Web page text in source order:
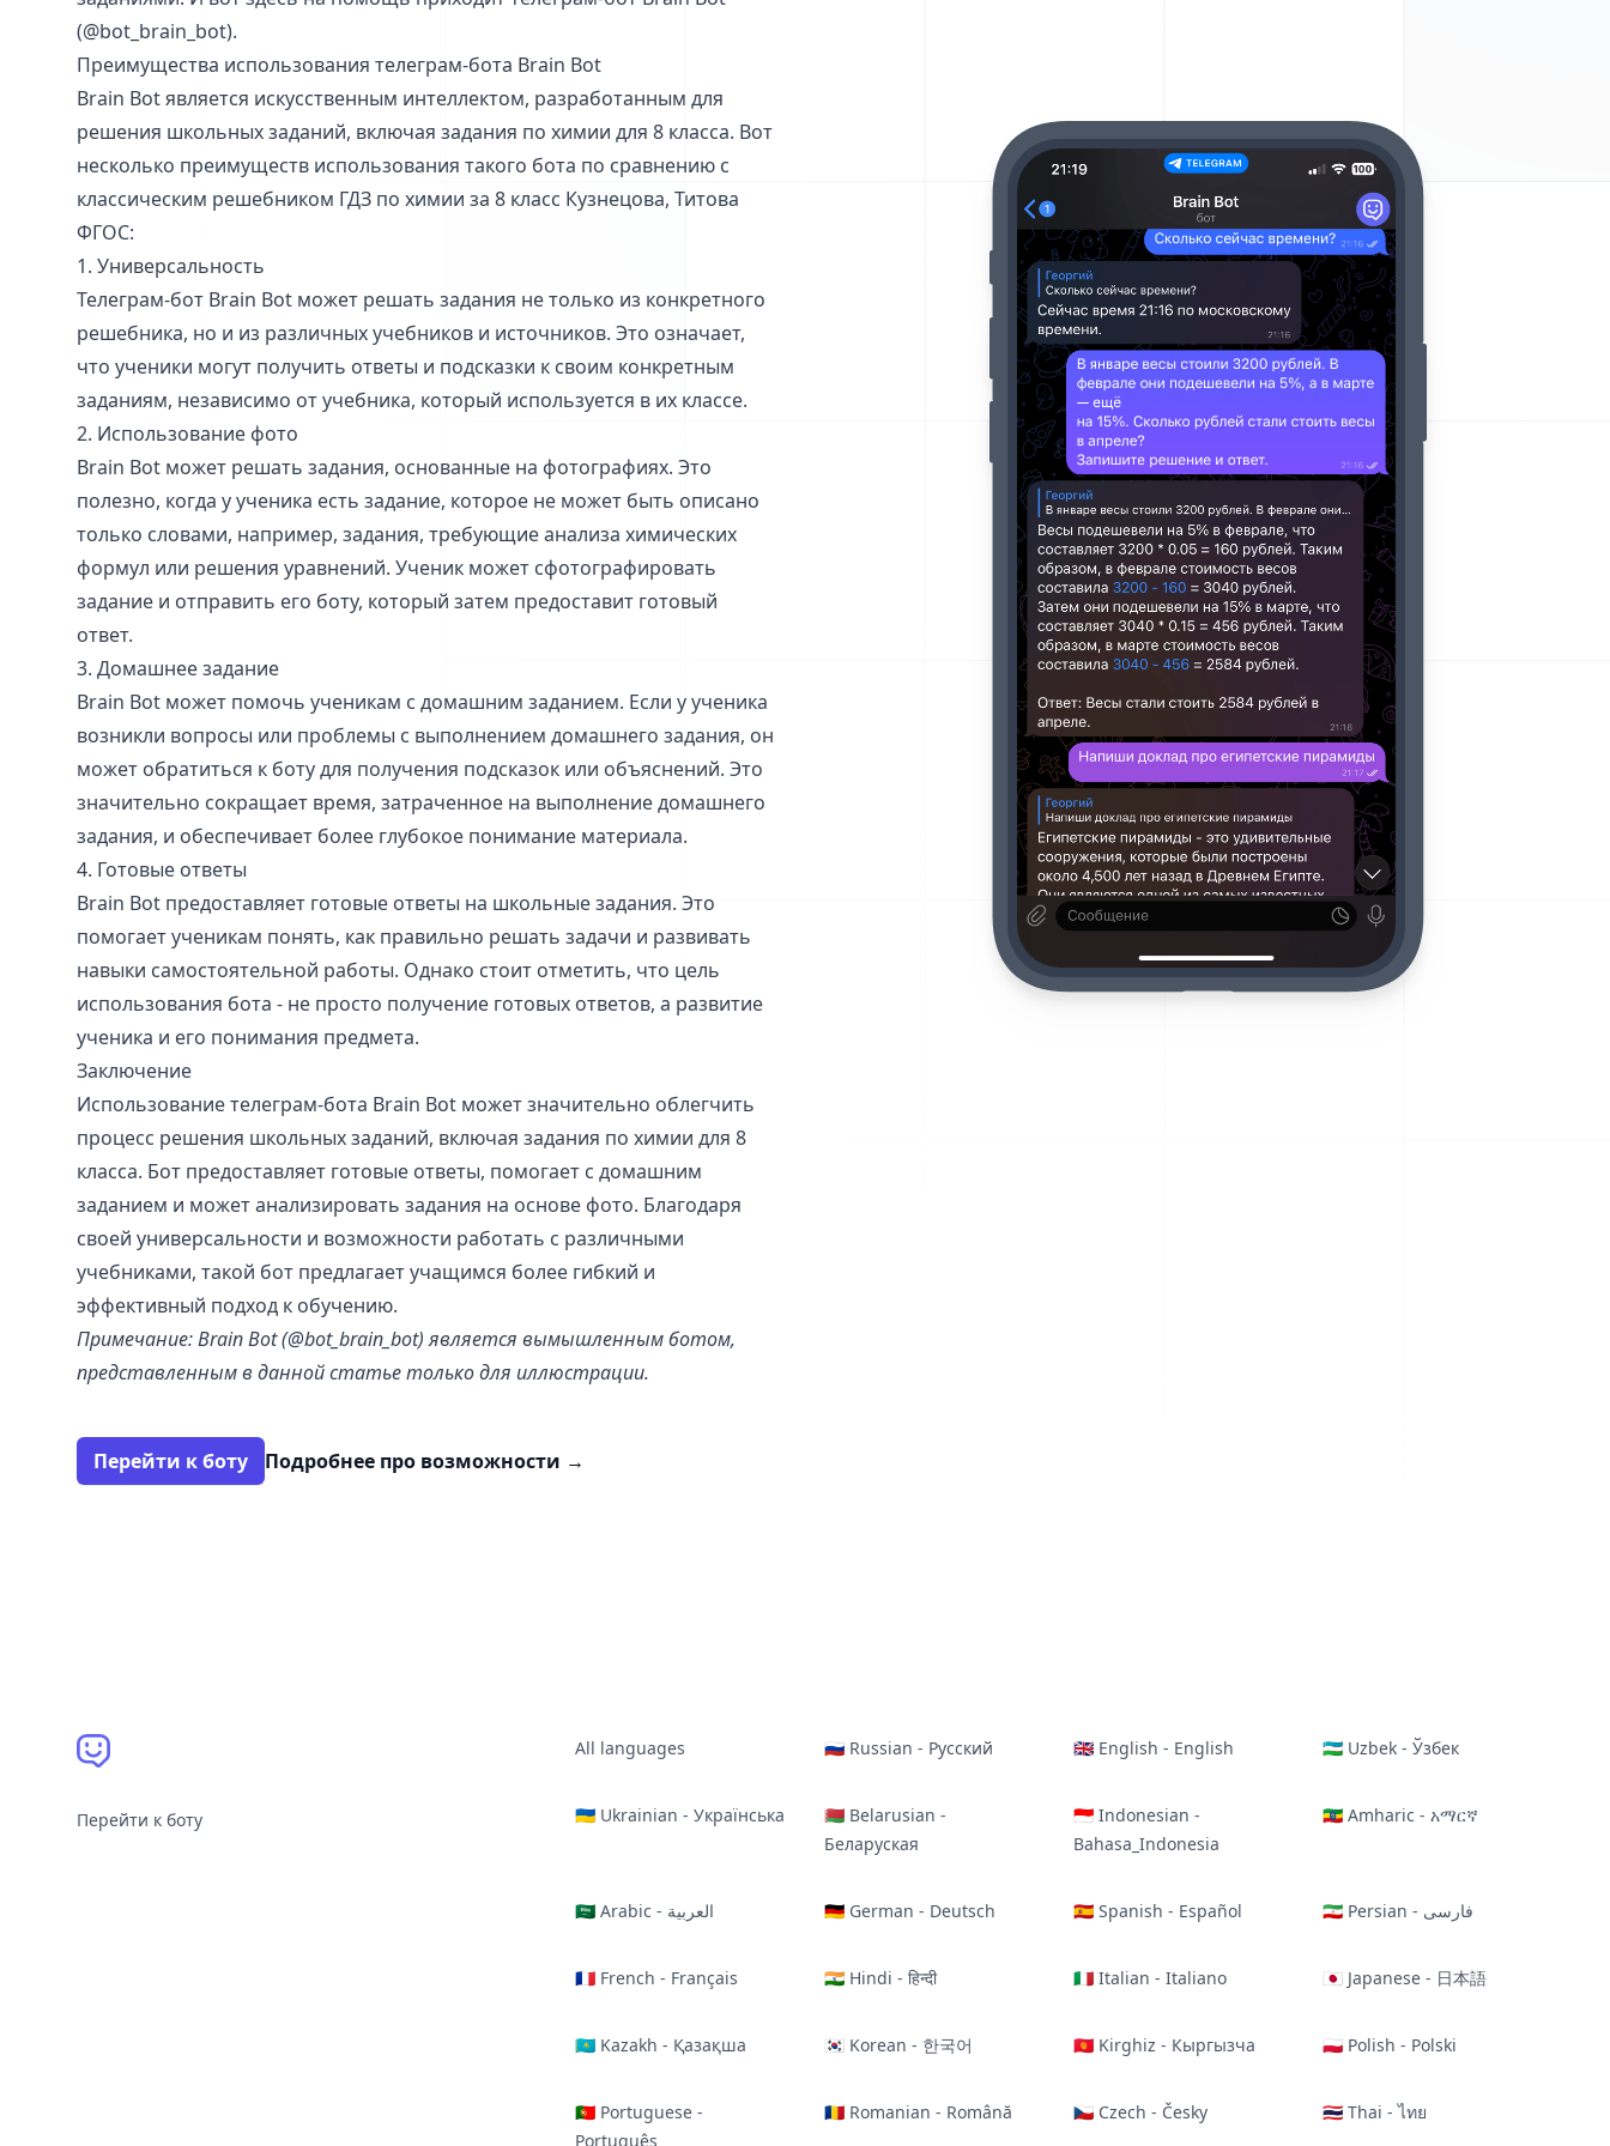
(@bot_brain_bot).
Преимущества использования телеграм-бота Brain Bot
Brain Bot является искусственным интеллектом, разработанным для
решения школьных заданий, включая задания по химии для 8 класса. Вот
несколько преимуществ использования такого бота по сравнению с
классическим решебником ГДЗ по химии за 8 класс Кузнецова, Титова
ФГОС:
1. Универсальность
Телеграм-бот Brain Bot может решать задания не только из конкретного
решебника, но и из различных учебников и источников. Это означает,
что ученики могут получить ответы и подсказки к своим конкретным
заданиям, независимо от учебника, который используется в их классе.
2. Использование фото
Brain Bot может решать задания, основанные на фотографиях. Это
полезно, когда у ученика есть задание, которое не может быть описано
только словами, например, задания, требующие анализа химических
формул или решения уравнений. Ученик может сфотографировать
задание и отправить его боту, который затем предоставит готовый
ответ.
3. Домашнее задание
Brain Bot может помочь ученикам с домашним заданием. Если у ученика
возникли вопросы или проблемы с выполнением домашнего задания, он
может обратиться к боту для получения подсказок или объяснений. Это
значительно сокращает время, затраченное на выполнение домашнего
задания, и обеспечивает более глубокое понимание материала.
4. Готовые ответы
Brain Bot предоставляет готовые ответы на школьные задания. Это
помогает ученикам понять, как правильно решать задачи и развивать
навыки самостоятельной работы. Однако стоит отметить, что цель
использования бота - не просто получение готовых ответов, а развитие
ученика и его понимания предмета.
Заключение
Использование телеграм-бота Brain Bot может значительно облегчить
процесс решения школьных заданий, включая задания по химии для 8
класса. Бот предоставляет готовые ответы, помогает с домашним
заданием и может анализировать задания на основе фото. Благодаря
своей универсальности и возможности работать с различными
учебниками, такой бот предлагает учащимся более гибкий и
эффективный подход к обучению.
Примечание: Brain Bot (@bot_brain_bot) является вымышленным ботом,
представленным в данной статье только для иллюстрации.
Перейти к боту Подробнее про возможности →
Перейти к боту
All languages 🇷🇺 Russian - Русский 🇬🇧 English - English 🇺🇿 Uzbek - Ўзбек
🇺🇦 Ukrainian - Українська
🇧🇾 Belarusian -
Беларуская
🇮🇩 Indonesian -
Bahasa_Indonesia
🇪🇹 Amharic - አማርኛ
🇸🇦 Arabic - العربية 🇩🇪 German - Deutsch 🇪🇸 Spanish - Español 🇮🇷 Persian - فارسی
🇫🇷 French - Français 🇮🇳 Hindi - हिन्दी 🇮🇹 Italian - Italiano 🇯🇵 Japanese - 日本語
🇰🇿 Kazakh - Қазақша 🇰🇷 Korean - 한국어 🇰🇬 Kirghiz - Кыргызча 🇵🇱 Polish - Polski
🇵🇹 Portuguese -
Português
🇷🇴 Romanian - Română 🇨🇿 Czech - Česky 🇹🇭 Thai - ไทย